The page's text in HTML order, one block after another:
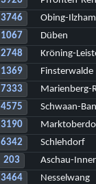
3746
Obing-Ilzham
1067
Düben
2748
Kröning-
1369
Finsterwalde
7333
Marienberg-
4575
Schwaan-
3190
6342
Schlehdorf
203
Aschau-
3464
Nesselwang